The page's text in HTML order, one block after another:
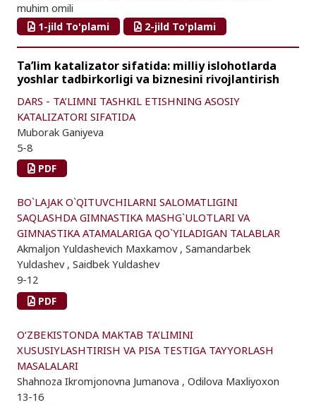
muhim omili
1-jild To'plami 2-jild To'plami
Ta’lim katalizator sifatida: milliy islohotlarda
yoshlar tadbirkorligi va biznesini rivojlantirish
DARS - TA’LIMNI TASHKIL ETISHNING ASOSIY
KATALIZATORI SIFATIDA
Muborak Ganiyeva
5-8
PDF
BO`LAJAK O`QITUVCHILARNI SALOMATLIGINI
SAQLASHDA GIMNASTIKA MASHG`ULOTLARI VA
GIMNASTIKA ATAMALARIGA QO`YILADIGAN TALABLAR
Akmaljon Yuldashevich Maxkamov , Samandarbek
Yuldashev , Saidbek Yuldashev
9-12
PDF
O‘ZBEKISTONDA MAKTAB TA’LIMINI
XUSUSIYLASHTIRISH VA PISA TESTIGA TAYYORLASH
MASALALARI
Shahnoza Ikromjonovna Jumanova , Odilova Maxliyoxon
13-16